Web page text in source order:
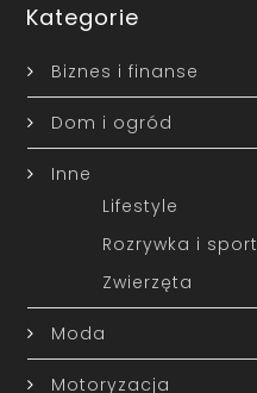
Kategorie
Biznes i finanse
Dom i ogród
Inne
Lifestyle
Rozrywka i sport
Zwierzęta
Moda
Motoryzacja